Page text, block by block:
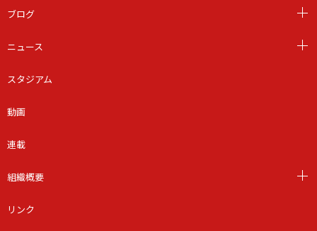
ブログ
ニュース
スタジアム
動画
連載
組織概要
リンク